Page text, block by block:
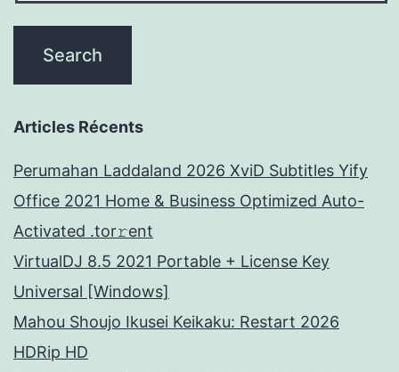
Articles Récents
Perumahan Laddaland 2026 XviD Subtitles Yify
Office 2021 Home & Business Optimized Auto-
Activated .tor𝚛ent
VirtualDJ 8.5 2021 Portable + License Key
Universal [Windows]
Mahou Shoujo Ikusei Keikaku: Restart 2026
HDRip HD